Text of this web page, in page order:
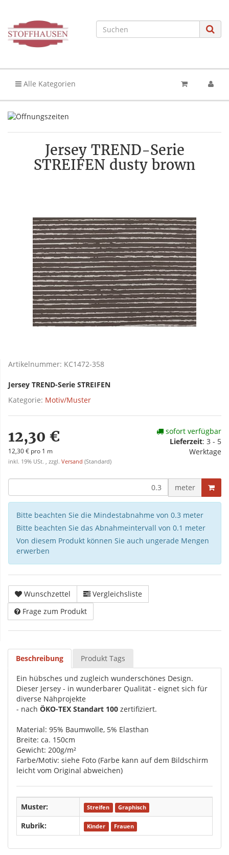
Alle Kategorien
Jersey TREND-Serie
STREIFEN dusty brown
Artikelnummer: KC1472-358
Jersey TREND-Serie STREIFEN
Kategorie: Motiv/Muster
12,30 €
12,30 € pro 1 m
inkl. 19% USt. , zzgl. Versand (Standard)
sofort verfügbar
Lieferzeit: 3 - 5
Werktage
meter
Bitte beachten Sie die Mindestabnahme von 0.3 meter
Bitte beachten Sie das Abnahmeintervall von 0.1 meter
Von diesem Produkt können Sie auch ungerade Mengen
erwerben
Wunschzettel
Vergleichsliste
Frage zum Produkt
Beschreibung Produkt Tags
Ein hübsches und zugleich wunderschönes Design.
Dieser Jersey - in wunderbarer Qualität - eignet sich für
diverse Nähprojekte
- nach ÖKO-TEX Standart 100 zertifiziert.
Material: 95% Baumwolle, 5% Elasthan
Breite: ca. 150cm
Gewicht: 200g/m²
Farbe/Motiv: siehe Foto (Farbe kann auf dem Bildschirm
leicht vom Original abweichen)
Muster: Streifen Graphisch
Rubrik: Kinder Frauen